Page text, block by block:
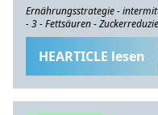
Ernährungsstrategie -
- 3 - Fettsäuren -
Gesundheitserhaltung
HEARTICLE lesen